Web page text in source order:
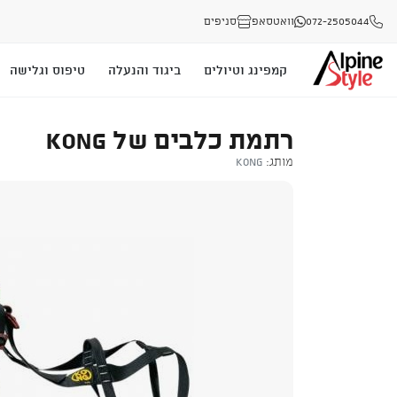
072-2505044 וואטסאפ סניפים
קמפינג וטיולים ביגוד והנעלה טיפוס וגלישה
רתמת כלבים של KONG
מותג: Kong